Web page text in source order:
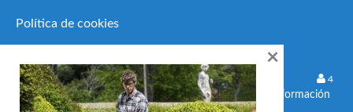
Política de cookies
19 Febrero, 2026 4
Microcredenciales europeas: la nueva formación
×